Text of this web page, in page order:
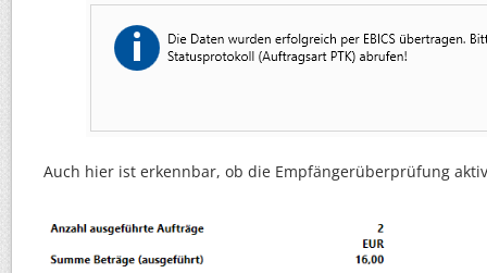
Auch hier ist erkennbar, ob die Empfängerüberprüfung